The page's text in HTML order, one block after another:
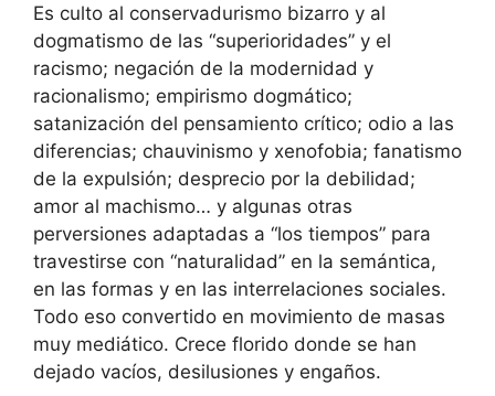
Es culto al conservadurismo bizarro y al
dogmatismo de las “superioridades” y el
racismo; negación de la modernidad y
racionalismo; empirismo dogmático;
satanización del pensamiento crítico; odio a las
diferencias; chauvinismo y xenofobia; fanatismo
de la expulsión; desprecio por la debilidad;
amor al machismo… y algunas otras
perversiones adaptadas a “los tiempos” para
travestirse con “naturalidad” en la semántica,
en las formas y en las interrelaciones sociales.
Todo eso convertido en movimiento de masas
muy mediático. Crece florido donde se han
dejado vacíos, desilusiones y engaños.